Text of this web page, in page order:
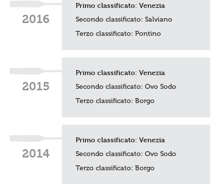
2016
Primo classificato:Venezia
Secondo classificato:Salviano
Terzo classificato:Pontino
2015
Primo classificato:Venezia
Secondo classificato:Ovo Sodo
Terzo classificato: Borgo
2014
Primo classificato:Venezia
Secondo classificato:Ovo Sodo
Terzo classificato: Borgo